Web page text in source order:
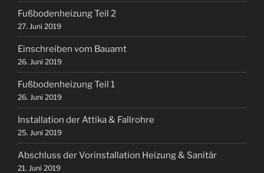
Fußbodenheizung Teil 2
27. Juni 2019
Einschreiben vom Bauamt
26. Juni 2019
Fußbodenheizung Teil 1
26. Juni 2019
Installation der Attika & Fallrohre
25. Juni 2019
Abschluss der Vorinstallation Heizung & Sanitär
21. Juni 2019